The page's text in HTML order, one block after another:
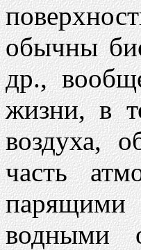
обычны
др.,
жизни, в
воздуха,
часть
водными